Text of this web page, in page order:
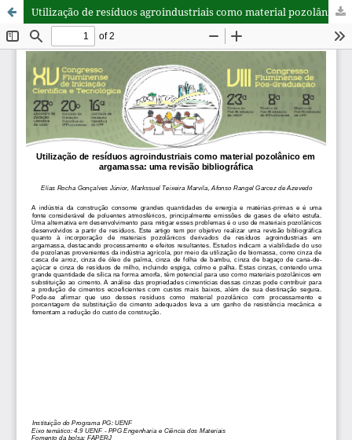
Utilização de resíduos agroindustriais como material pozolânico em argamassa: uma revisão bibliográfica